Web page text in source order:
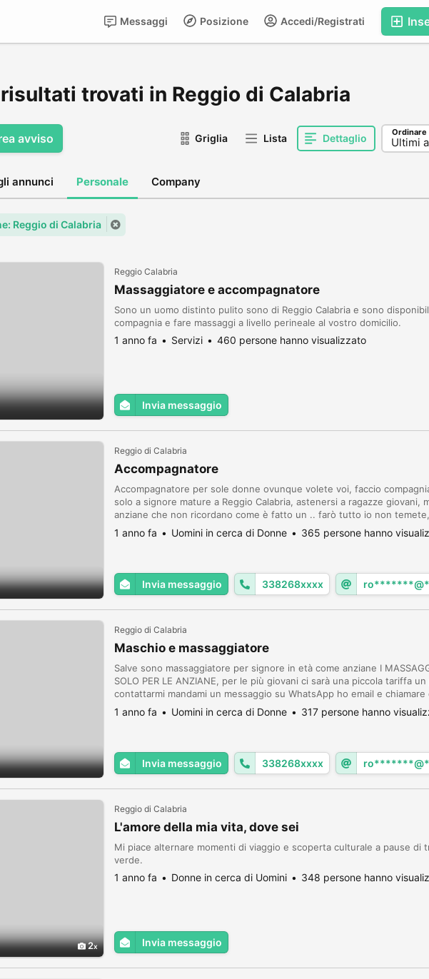
Accedi/Registrati
Posizione
Messaggi
trovati in Reggio di Calabria
avviso Griglia Lista Dettaglio Ordinare
annunci Personale Company
Reggio di Calabria
Reggio Calabria
Massaggiatore e accompagnatore
Sono un uomo distinto pulito sono di Reggio Calabria e sono
compagnia e fare massaggi a livello perineale al vostro domicilio.
1 anno fa Servizi 460 persone hanno visualizzato
Invia messaggio
Reggio di Calabria
Accompagnatore
Accompagnatore per sole donne ovunque volete voi, faccio
solo a signore mature a Reggio Calabria, astenersi a ragazze giovani,
anziane che non ricordano come è fatto un .. farò tutto io non
whatsapp ho email che vi ricontatto al più presto.
1 anno fa Uomini in cerca di Donne 365 persone hanno
Invia messaggio 338268xxxx
Reggio di Calabria
Maschio e massaggiatore
Salve sono massaggiatore per signore in età come anziane I
SOLO PER LE ANZIANE, per le più giovani ci sarà una piccola tariffa
contattarmi mandami un messaggio su WhatsApp ho email e
non rispondo a numeri PRIVATI, CHIAMATE CI SARA RILASSAMENTO
1 anno fa Uomini in cerca di Donne 317 persone hanno
Invia messaggio 338268xxxx
2
Reggio di Calabria
L'amore della mia vita, dove sei
Mi piace alternare momenti di viaggio e scoperta culturale a pause di
verde.
1 anno fa Donne in cerca di Uomini 348 persone hanno
Invia messaggio